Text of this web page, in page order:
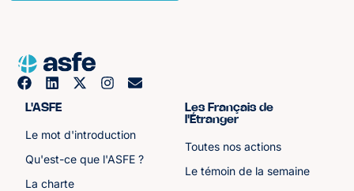
L'ASFE
Le mot d'introduction
Qu'est-ce que l'ASFE ?
La charte
Les Français de
l'Étranger
Toutes nos actions
Le témoin de la semaine